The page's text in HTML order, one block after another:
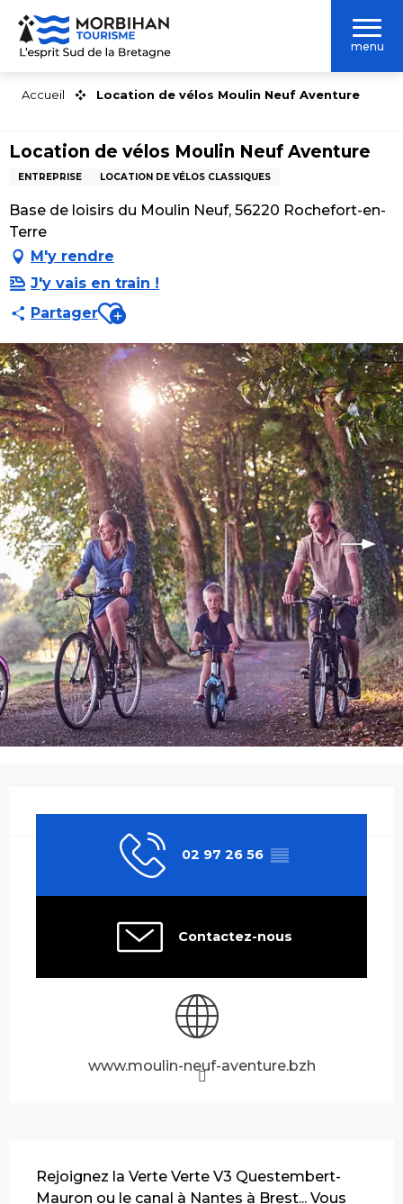
Aller
contenu
menu
Accueil Location de vélos Moulin Neuf Aventure
Location de vélos Moulin Neuf Aventure
ENTREPRISE LOCATION DE VÉLOS CLASSIQUES
Base de loisirs du Moulin Neuf, 56220 Rochefort-en-
Terre
M'y rendre
J'y vais en train !
PartagerAjouter aux favoris
02 97 26 56 ▒▒
Contactez-nous
www.moulin-neuf-aventure.bzh
Rejoignez la Verte Verte V3 Questembert-
Mauron ou le canal à Nantes à Brest... Vous